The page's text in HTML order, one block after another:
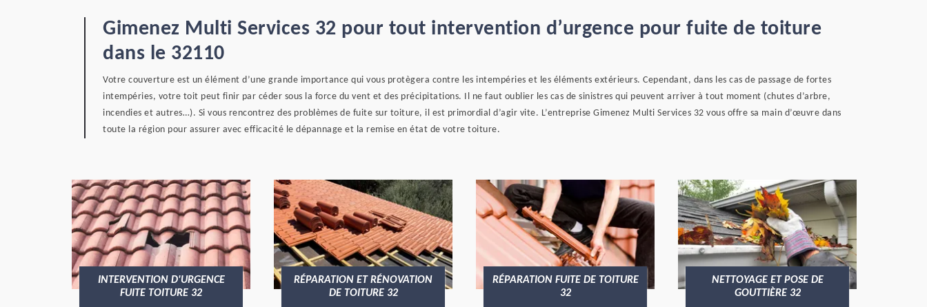
Gimenez Multi Services 32 pour tout intervention d’urgence pour fuite de toiture
dans le 32110
Votre couverture est un élément d’une grande importance qui vous protègera contre les intempéries et les éléments extérieurs. Cependant, dans les cas de passage de fortes
intempéries, votre toit peut finir par céder sous la force du vent et des précipitations. Il ne faut oublier les cas de sinistres qui peuvent arriver à tout moment (chutes d’arbre,
incendies et autres…). Si vous rencontrez des problèmes de fuite sur toiture, il est primordial d’agir vite. L’entreprise Gimenez Multi Services 32 vous offre sa main d’œuvre dans
toute la région pour assurer avec efficacité le dépannage et la remise en état de votre toiture.
INTERVENTION D'URGENCE
FUITE TOITURE 32
RÉPARATION ET RÉNOVATION
DE TOITURE 32
RÉPARATION FUITE DE TOITURE
32
NETTOYAGE ET POSE DE
GOUTTIÈRE 32